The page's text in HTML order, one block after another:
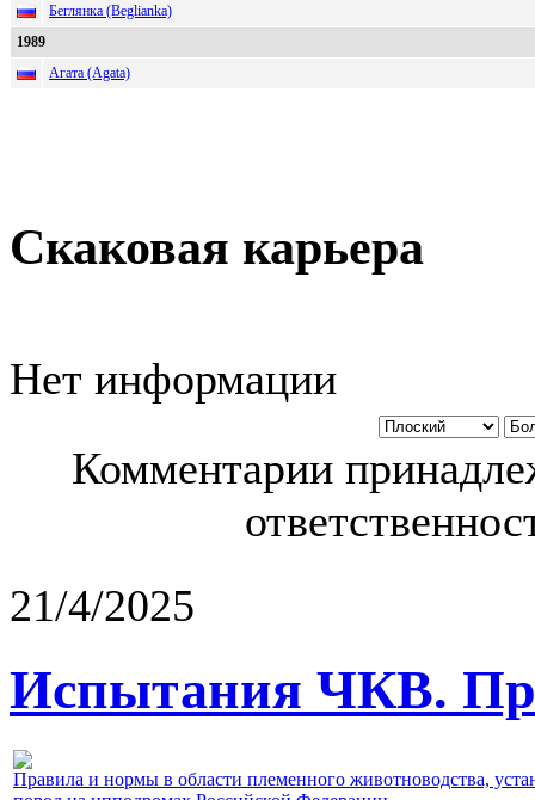
Беглянка (Beglianka)
1989
Агата (Agata)
Скаковая карьера
Нет информации
Комментарии
21/4/2025
Испытания ЧКВ.
Правила и нормы в области племенного животноводства,